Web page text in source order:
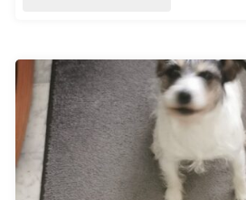
niepełnosprawną."